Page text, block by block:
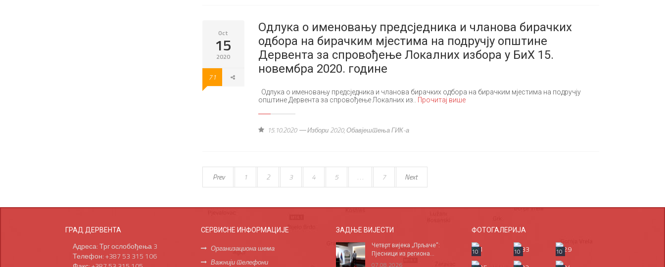
Oct
15
2020
71
Одлука о именовању предсједника и чланова бирачких
одбора на бирачким мјестима на подручју општине
Дервента за спровођење Локалних избора у БиХ 15.
новембра 2020. године
Одлука о именовању предсједника и чланова бирачких одбора на бирачким мјестима на подручју
општине Дервента за спровођење Локалних из..
Прочитај више
15.10.2020 Избори 2020,Обавјештења ГИК-а
Prev 1 2 3 4 5 . . . 7 Next
ГРАД ДЕРВЕНТА
Адреса: Трг ослобођења 3
Телефон: +387 53 315 106
СЕРВИСНЕ ИНФОРМАЦИЈЕ
Организациона шема
Важнији телефони
ЗАДЊЕ ВИЈЕСТИ
Четврт вијека „Прљаче“:
Пјесници из региона...
07.08.2026
ФОТОГАЛЕРИЈА
10 10
10